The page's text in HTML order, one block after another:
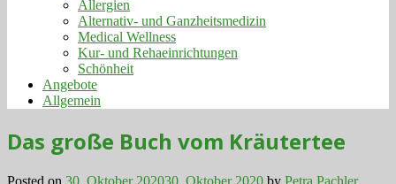
Allergien
Alternativ- und Ganzheitsmedizin
Medical Wellness
Kur- und Rehaeinrichtungen
Schönheit
Angebote
Allgemein
Das große Buch vom Kräutertee
Posted on 30. Oktober 202030. Oktober 2020 by Petra Pachler